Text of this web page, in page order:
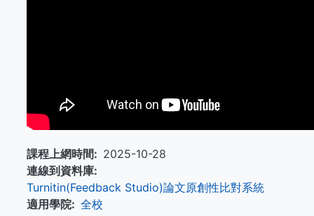
課程上網時間
2025-10-28
連線到資料庫
Turnitin(Feedback Studio)論文原創性比對系統
適用學院
全校